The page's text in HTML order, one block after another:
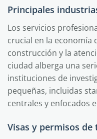
Principales
Los servicios
crucial en la economía
construcción y la
ciudad alberga una
instituciones de
pequeñas, incluidas
centrales y enfocados
Visas y permisos de